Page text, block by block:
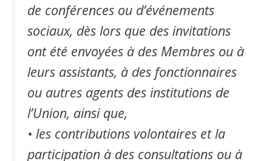
de conférences ou d’événements
sociaux, dès lors que des invitations
ont été envoyées à des Membres ou à
leurs assistants, à des fonctionnaires
ou autres agents des institutions de
l’Union, ainsi que,
• les contributions volontaires et la
participation à des consultations ou à